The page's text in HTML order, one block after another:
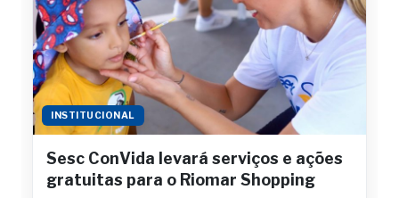
INSTITUCIONAL
Sesc ConVida levará serviços e ações
gratuitas para o Riomar Shopping